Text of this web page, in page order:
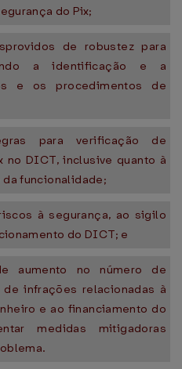
do Pix;
de robustez para
a identificação e a
e os procedimentos de
para verificação de
no DICT, inclusive quanto à
funcionalidade;
à segurança, ao sigilo
do DICT; e
aumento no número de
infrações relacionadas à
e ao financiamento do
medidas mitigadoras